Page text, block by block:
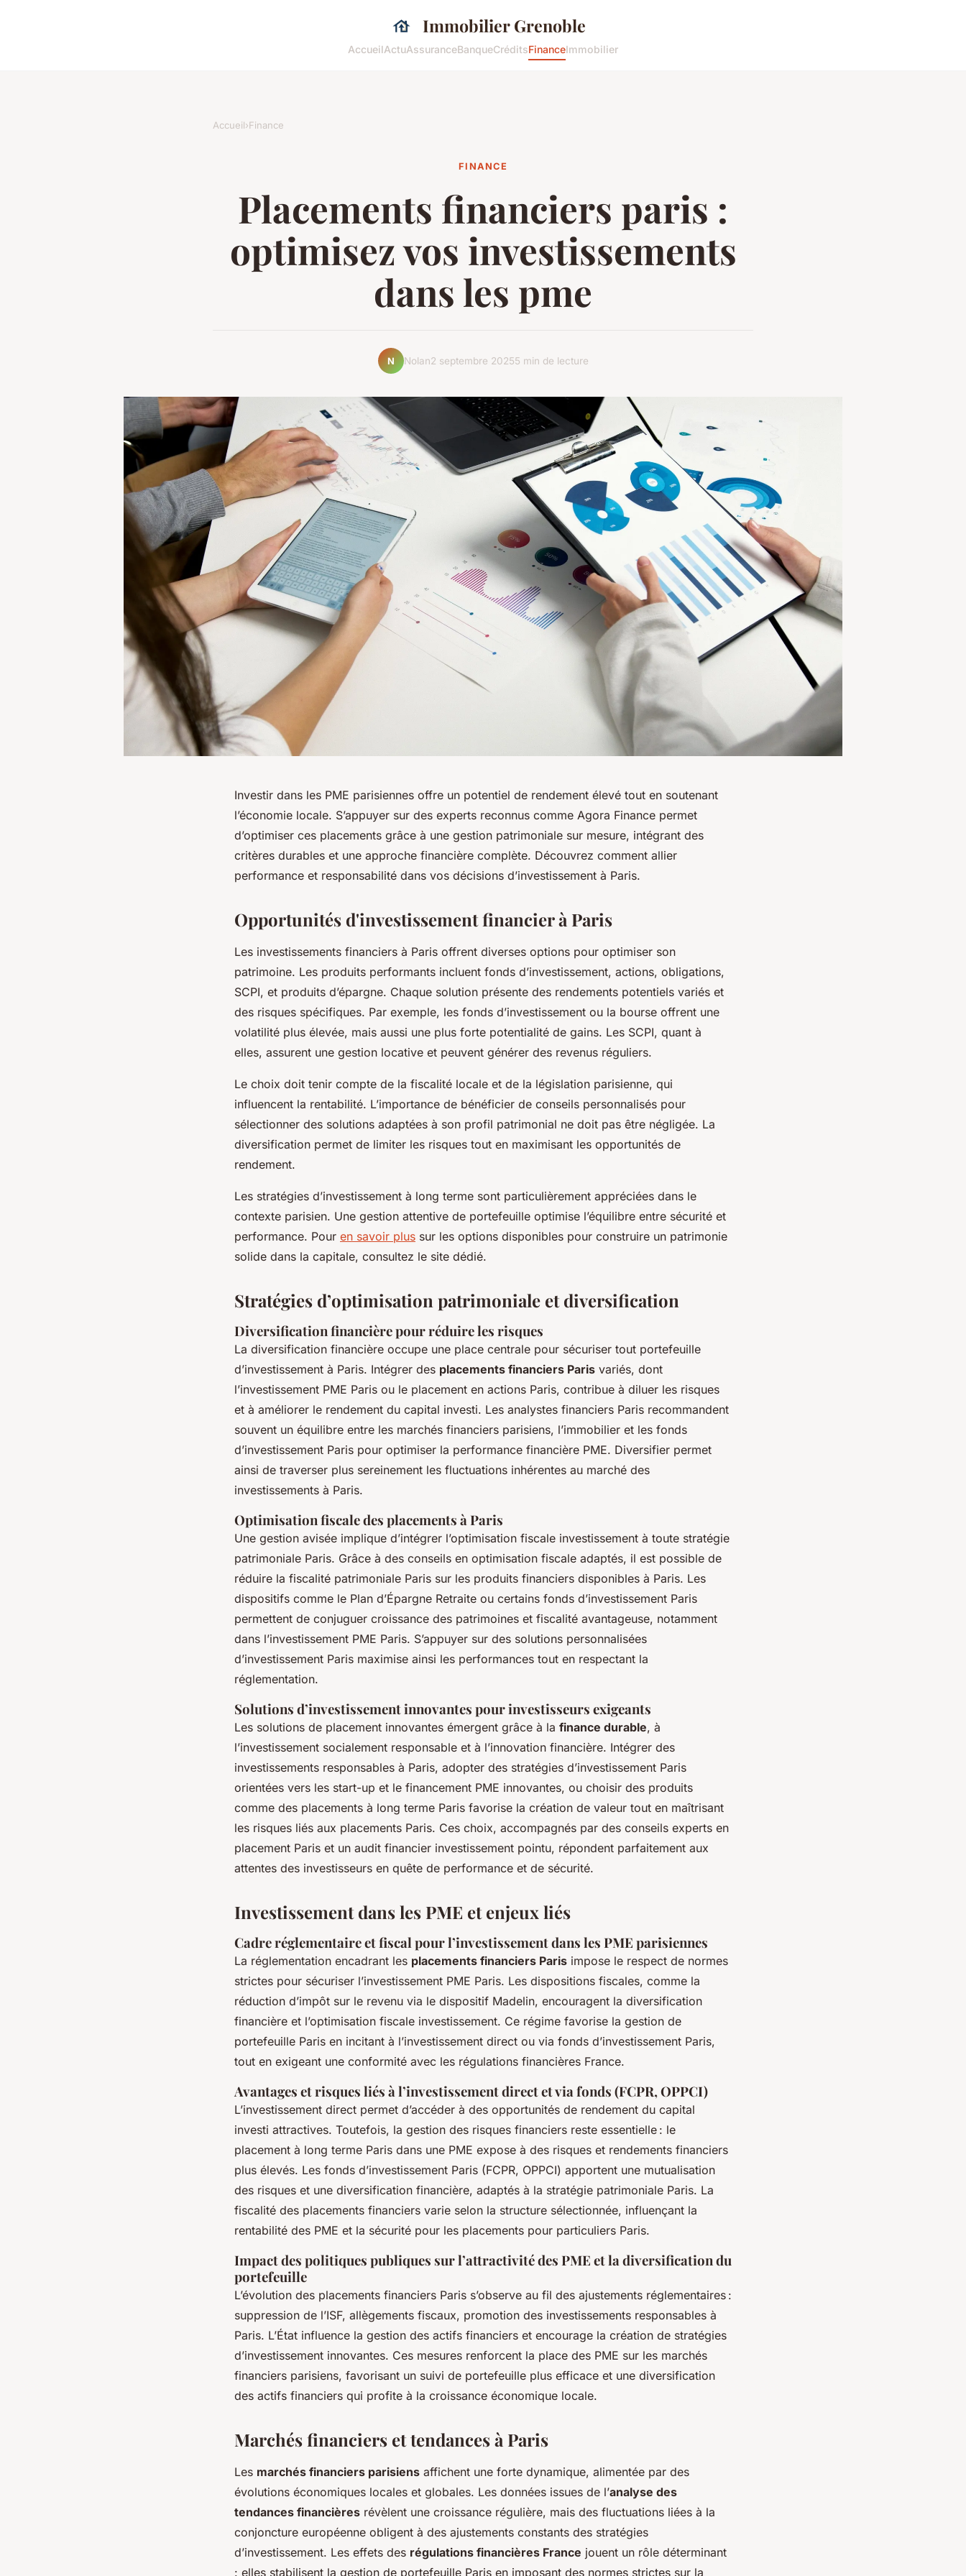
Immobilier Grenoble
AccueilActuAssuranceBanqueCréditsFinanceImmobilier
Accueil›Finance
FINANCE
Placements financiers paris :
optimisez vos investissements
dans les pme
N Nolan2 septembre 20255 min de lecture
Investir dans les PME parisiennes offre un potentiel de rendement élevé tout en soutenant
l’économie locale. S’appuyer sur des experts reconnus comme Agora Finance permet
d’optimiser ces placements grâce à une gestion patrimoniale sur mesure, intégrant des
critères durables et une approche financière complète. Découvrez comment allier
performance et responsabilité dans vos décisions d’investissement à Paris.
Opportunités d'investissement financier à Paris
Les investissements financiers à Paris offrent diverses options pour optimiser son
patrimoine. Les produits performants incluent fonds d’investissement, actions, obligations,
SCPI, et produits d’épargne. Chaque solution présente des rendements potentiels variés et
des risques spécifiques. Par exemple, les fonds d’investissement ou la bourse offrent une
volatilité plus élevée, mais aussi une plus forte potentialité de gains. Les SCPI, quant à
elles, assurent une gestion locative et peuvent générer des revenus réguliers.
Le choix doit tenir compte de la fiscalité locale et de la législation parisienne, qui
influencent la rentabilité. L’importance de bénéficier de conseils personnalisés pour
sélectionner des solutions adaptées à son profil patrimonial ne doit pas être négligée. La
diversification permet de limiter les risques tout en maximisant les opportunités de
rendement.
Les stratégies d’investissement à long terme sont particulièrement appréciées dans le
contexte parisien. Une gestion attentive de portefeuille optimise l’équilibre entre sécurité et
performance. Pour en savoir plus sur les options disponibles pour construire un patrimonie
solide dans la capitale, consultez le site dédié.
Stratégies d’optimisation patrimoniale et diversification
Diversification financière pour réduire les risques
La diversification financière occupe une place centrale pour sécuriser tout portefeuille
d’investissement à Paris. Intégrer des placements financiers Paris variés, dont
l’investissement PME Paris ou le placement en actions Paris, contribue à diluer les risques
et à améliorer le rendement du capital investi. Les analystes financiers Paris recommandent
souvent un équilibre entre les marchés financiers parisiens, l’immobilier et les fonds
d’investissement Paris pour optimiser la performance financière PME. Diversifier permet
ainsi de traverser plus sereinement les fluctuations inhérentes au marché des
investissements à Paris.
Optimisation fiscale des placements à Paris
Une gestion avisée implique d’intégrer l’optimisation fiscale investissement à toute stratégie
patrimoniale Paris. Grâce à des conseils en optimisation fiscale adaptés, il est possible de
réduire la fiscalité patrimoniale Paris sur les produits financiers disponibles à Paris. Les
dispositifs comme le Plan d’Épargne Retraite ou certains fonds d’investissement Paris
permettent de conjuguer croissance des patrimoines et fiscalité avantageuse, notamment
dans l’investissement PME Paris. S’appuyer sur des solutions personnalisées
d’investissement Paris maximise ainsi les performances tout en respectant la
réglementation.
Solutions d’investissement innovantes pour investisseurs exigeants
Les solutions de placement innovantes émergent grâce à la finance durable, à
l’investissement socialement responsable et à l’innovation financière. Intégrer des
investissements responsables à Paris, adopter des stratégies d’investissement Paris
orientées vers les start-up et le financement PME innovantes, ou choisir des produits
comme des placements à long terme Paris favorise la création de valeur tout en maîtrisant
les risques liés aux placements Paris. Ces choix, accompagnés par des conseils experts en
placement Paris et un audit financier investissement pointu, répondent parfaitement aux
attentes des investisseurs en quête de performance et de sécurité.
Investissement dans les PME et enjeux liés
Cadre réglementaire et fiscal pour l’investissement dans les PME parisiennes
La réglementation encadrant les placements financiers Paris impose le respect de normes
strictes pour sécuriser l’investissement PME Paris. Les dispositions fiscales, comme la
réduction d’impôt sur le revenu via le dispositif Madelin, encouragent la diversification
financière et l’optimisation fiscale investissement. Ce régime favorise la gestion de
portefeuille Paris en incitant à l’investissement direct ou via fonds d’investissement Paris,
tout en exigeant une conformité avec les régulations financières France.
Avantages et risques liés à l’investissement direct et via fonds (FCPR, OPPCI)
L’investissement direct permet d’accéder à des opportunités de rendement du capital
investi attractives. Toutefois, la gestion des risques financiers reste essentielle : le
placement à long terme Paris dans une PME expose à des risques et rendements financiers
plus élevés. Les fonds d’investissement Paris (FCPR, OPPCI) apportent une mutualisation
des risques et une diversification financière, adaptés à la stratégie patrimoniale Paris. La
fiscalité des placements financiers varie selon la structure sélectionnée, influençant la
rentabilité des PME et la sécurité pour les placements pour particuliers Paris.
Impact des politiques publiques sur l’attractivité des PME et la diversification du
portefeuille
L’évolution des placements financiers Paris s’observe au fil des ajustements réglementaires :
suppression de l’ISF, allègements fiscaux, promotion des investissements responsables à
Paris. L’État influence la gestion des actifs financiers et encourage la création de stratégies
d’investissement innovantes. Ces mesures renforcent la place des PME sur les marchés
financiers parisiens, favorisant un suivi de portefeuille plus efficace et une diversification
des actifs financiers qui profite à la croissance économique locale.
Marchés financiers et tendances à Paris
Les marchés financiers parisiens affichent une forte dynamique, alimentée par des
évolutions économiques locales et globales. Les données issues de l’analyse des
tendances financières révèlent une croissance régulière, mais des fluctuations liées à la
conjoncture européenne obligent à des ajustements constants des stratégies
d’investissement. Les effets des régulations financières France jouent un rôle déterminant
: elles stabilisent la gestion de portefeuille Paris en imposant des normes strictes sur la